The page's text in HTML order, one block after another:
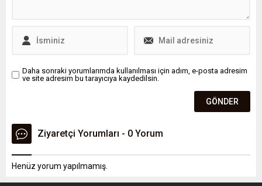
Daha sonraki yorumlarımda kullanılması için adım, e-posta adresim
ve site adresim bu tarayıcıya kaydedilsin.
Ziyaretçi Yorumları - 0 Yorum
Henüz yorum yapılmamış.